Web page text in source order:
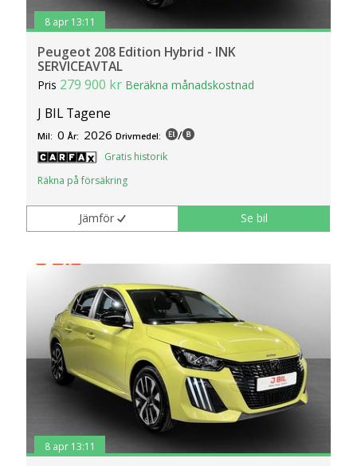
8 apr 13:11
Peugeot 208 Edition Hybrid - INK
SERVICEAVTAL
Pris 279 900 kr Beräkna månadskostnad
J BIL Tagene
Mil: 0 År: 2026 Drivmedel: /
Gratis historik
Räkna på försäkring
Jämför Se bil
8 apr 13:11